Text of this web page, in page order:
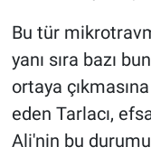
Bu tür
yanı sıra bazı
ortaya
eden Tarlacı,
Ali'nin bu